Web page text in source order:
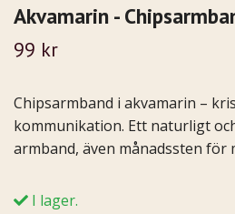
Akvamarin -
99 kr
Chipsarmband i akvamarin –
kommunikation. Ett naturligt
armband, även månadssten för
I lager.